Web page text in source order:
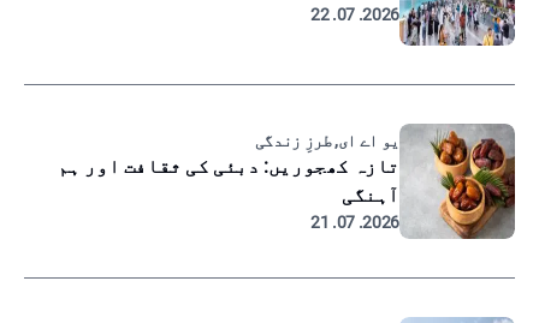
2026. 07. 22
یو اے ای, طرزِ زندگی
تازہ کھجوریں: دبئی کی ثقافت اور ہم
آہنگی
2026. 07. 21